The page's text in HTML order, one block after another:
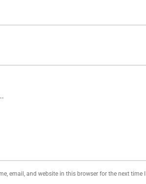
email, and website in this browser for the next time I